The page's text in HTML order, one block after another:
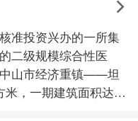
准投资兴办的一所集
二级规模综合性医
山市经济重镇——坦
米，一期建筑面积达2